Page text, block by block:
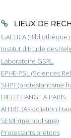
LIEUX DE
GALLICA (Bibliothèque
Institut d'Etude des
Laboratoire GSRL
EPHE-PSL (Sciences
SHPF (protestantisme
DIEU CHANGE A PARIS
AFHRC (Association
SEMF (méthodisme)
Protestants bretons